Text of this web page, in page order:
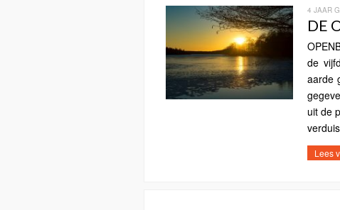
4 JAAR
DE
de
aarde
uit de
Lees